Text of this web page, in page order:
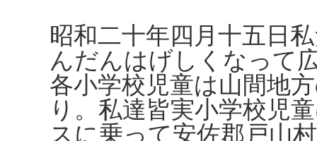
昭和二十年四月十五日
んだんはげしくなって
各小学校児童は山間地
り。私達皆実小学校児
スに乗って安佐郡戸山